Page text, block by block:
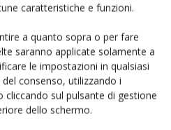
caratteristiche e funzioni.
a quanto sopra o per fare
saranno applicate solamente a
le impostazioni in qualsiasi
consenso, utilizzando i
cliccando sul pulsante di gestione
dello schermo.
Europe
Twitter